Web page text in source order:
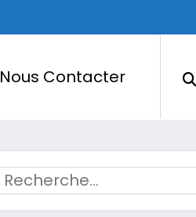
Nous Contacter